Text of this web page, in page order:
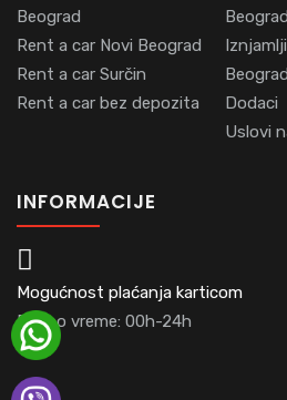
Beograd
Rent a car Novi Beograd
Rent a car Surčin
Rent a car bez depozita
Beograd
Beograd
Dodaci
Uslovi
INFORMACIJE
Mogućnost plaćanja karticom
Radno vreme: 00h-24h